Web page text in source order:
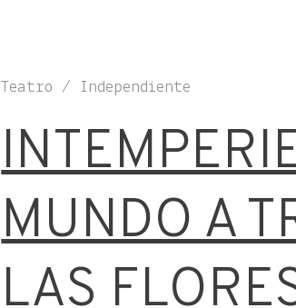
Teatro / Independiente
MUNDO A
LAS